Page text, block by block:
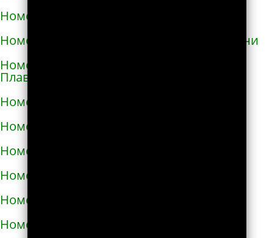
Номера телефонов такси в Гнивани
Номера телефонов такси в Голой Пристани
Номера телефонов такси в Горишних
Плавнях
Номера телефонов такси в Городище
Номера телефонов такси в Городке
Номера телефонов такси в Городке
Номера телефонов такси в Гостомеле
Номера телефонов такси в Гребёнке
Номера телефонов такси в Дергачах